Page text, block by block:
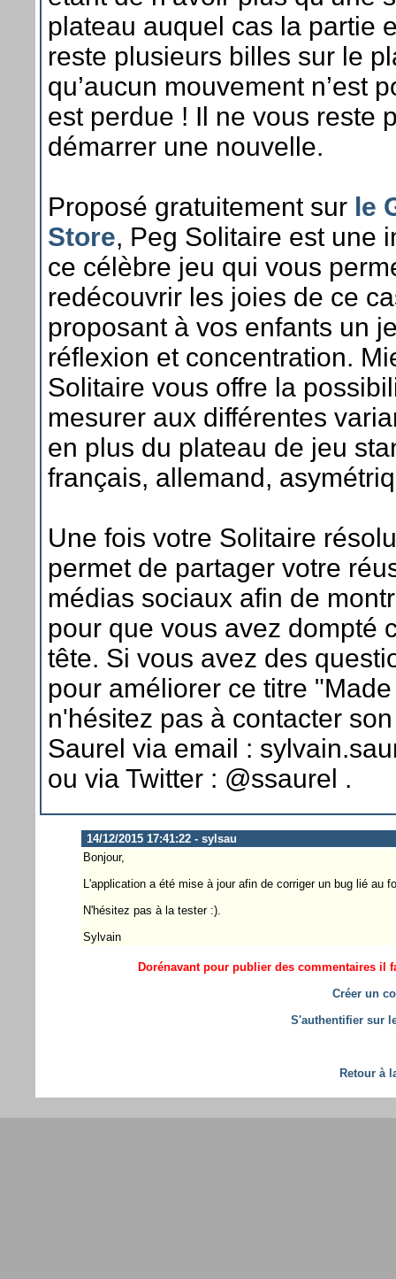
plateau auquel cas la partie
reste plusieurs billes sur le
qu’aucun mouvement n’est
est perdue ! Il ne vous reste
démarrer une nouvelle.
Proposé gratuitement sur le
Store, Peg Solitaire est une
ce célèbre jeu qui vous
redécouvrir les joies de ce
proposant à vos enfants un
réflexion et concentration.
Solitaire vous offre la
mesurer aux différentes
en plus du plateau de jeu
français, allemand,
Une fois votre Solitaire
permet de partager votre
médias sociaux afin de
pour que vous avez dompté
tête. Si vous avez des
pour améliorer ce titre
n'hésitez pas à contacter
Saurel via email :
ou via Twitter : @ssaurel .
14/12/2015 17:41:22 - sylsau
Bonjour,
L'application a été mise à jour afin de corriger un bug lié au
N'hésitez pas à la tester :).
Sylvain
Dorénavant pour publier des commentaires il
Créer un
S'authentifier sur
Retour à